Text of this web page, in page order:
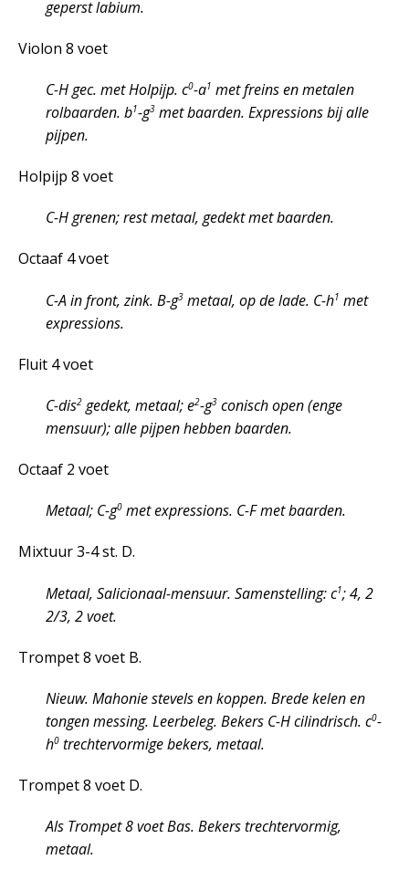
geperst labium.
Violon 8 voet
C-H gec. met Holpijp. c0-a1 met freins en metalen
rolbaarden. b1-g3 met baarden. Expressions bij alle
pijpen.
Holpijp 8 voet
C-H grenen; rest metaal, gedekt met baarden.
Octaaf 4 voet
C-A in front, zink. B-g3 metaal, op de lade. C-h1 met
expressions.
Fluit 4 voet
C-dis2 gedekt, metaal; e2-g3 conisch open (enge
mensuur); alle pijpen hebben baarden.
Octaaf 2 voet
Metaal; C-g0 met expressions. C-F met baarden.
Mixtuur 3-4 st. D.
Metaal, Salicionaal-mensuur. Samenstelling: c1; 4, 2
2/3, 2 voet.
Trompet 8 voet B.
Nieuw. Mahonie stevels en koppen. Brede kelen en
tongen messing. Leerbeleg. Bekers C-H cilindrisch. c0-
h0 trechtervormige bekers, metaal.
Trompet 8 voet D.
Als Trompet 8 voet Bas. Bekers trechtervormig,
metaal.